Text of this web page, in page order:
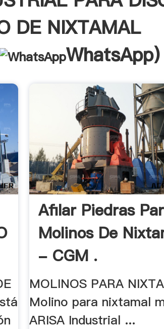
DE NIXTAMAL
WhatsApp)
Afilar Piedras
Molinos De
- CGM .
MOLINOS PARA
Molino para nixtamal
ARISA Industrial ...